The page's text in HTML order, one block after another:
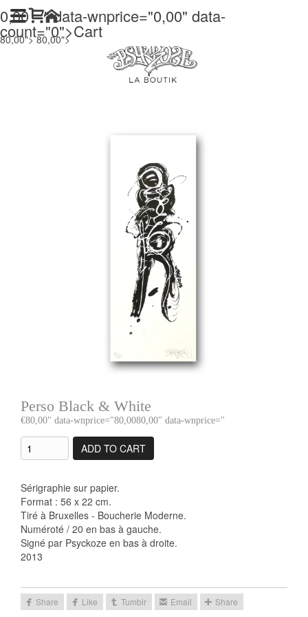
0,00 " data-wnprice="0,00" data-
count="0">Cart
80,00">80,00">
Perso Black & White
80,00" data-wnprice="80,0080,00" data-wnprice="
ADD TO CART
Sérigraphie sur papier.
Format : 56 x 22 cm.
Tiré à Bruxelles - Boucherie Moderne.
Numéroté / 20 en bas à gauche.
Signé par Psyckoze en bas à droite.
2013